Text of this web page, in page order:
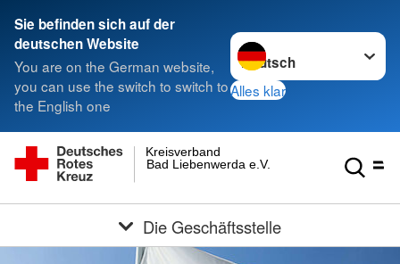
Sie befinden sich auf der
deutschen Website
You are on the German website,
you can use the switch to switch to
the English one
Sprache wechseln zu
Alles klar
Bad Liebenwerda e.V.
Kreisverband
Die Geschäftsstelle